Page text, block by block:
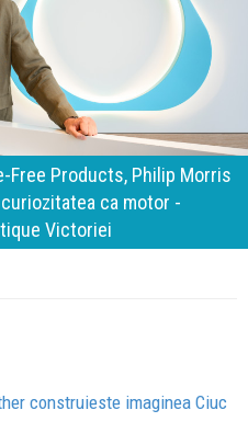
Ramona Pîrlog: Cel mai
să inovăm constant, dar
de oameni, siguranță și
construieste imaginea Ciuc